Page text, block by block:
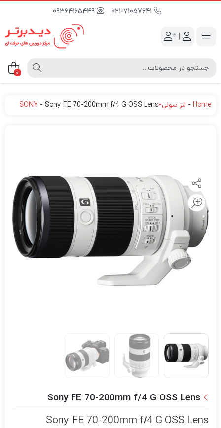
09364165449
|
0
Home
- لنز سونی-SONY - Sony FE 70-200mm f/4 G OSS Lens
Sony FE 70-200mm f/4 G OSS Lens
Sony FE 70-200mm f/4 G OSS Lens